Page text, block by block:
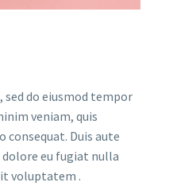
do eiusmod tempor
veniam, quis
Duis aute
eu fugiat nulla
voluptatem .